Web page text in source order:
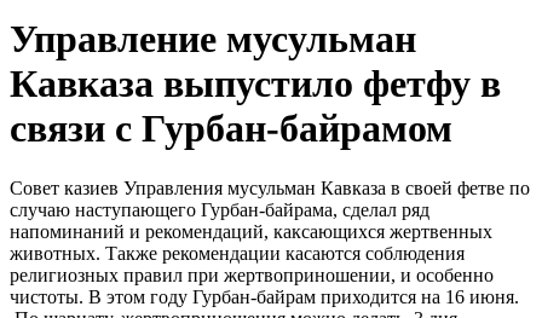
Управление мусульман
Кавказа выпустило фетфу в
связи с Гурбан-байрамом
Совет казиев Управления мусульман Кавказа в своей фетве по
случаю наступающего Гурбан-байрама, сделал ряд
напоминаний и рекомендаций, каксающихся жертвенных
животных. Также рекомендации касаются соблюдения
религиозных правил при жертвоприношении, и особенно
чистоты. В этом году Гурбан-байрам приходится на 16 июня.